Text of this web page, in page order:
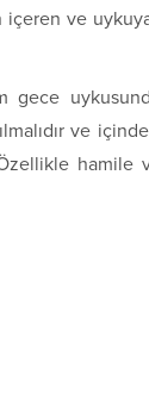
içeren ve
gece
ve
hamile